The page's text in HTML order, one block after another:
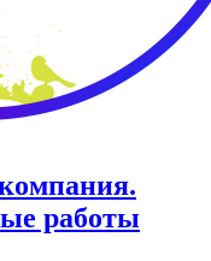
работы